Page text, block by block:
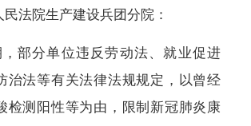
法院生产建设兵团分院：
部分单位违反劳动法、就业促进
治法等有关法律法规规定，以曾经
检测阳性等为由，限制新冠肺炎康